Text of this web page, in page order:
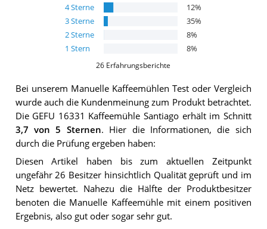
4Sterne 12%
3Sterne 35%
2Sterne 8%
1 Stern 8%
26 Erfahrungsberichte
Bei unserem Manuelle Kaffeemühlen Test oder Vergleich
wurde auch die Kundenmeinung zum Produkt betrachtet.
Die GEFU 16331 Kaffeemühle Santiago erhält im Schnitt
3,7 von 5 Sternen. Hier die Informationen, die sich
durch die Prüfung ergeben haben:
Diesen Artikel haben bis zum aktuellen Zeitpunkt
ungefähr 26 Besitzer hinsichtlich Qualität geprüft und im
Netz bewertet. Nahezu die Hälfte der Produktbesitzer
benoten die Manuelle Kaffeemühle mit einem positiven
Ergebnis, also gut oder sogar sehr gut.